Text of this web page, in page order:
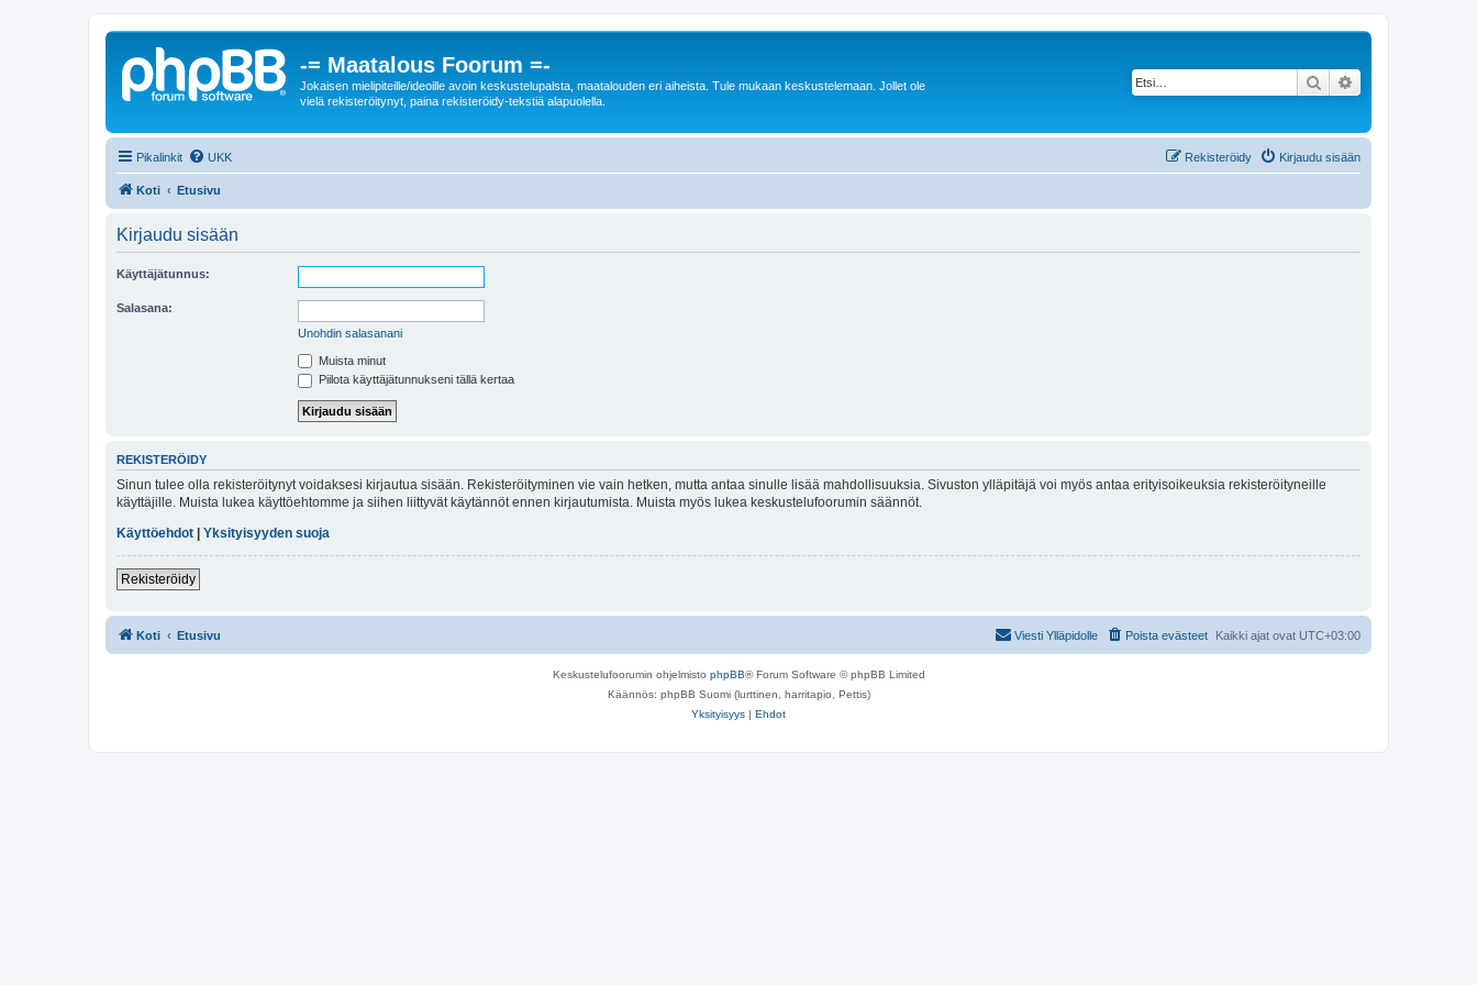
-= Maatalous Foorum =-
Jokaisen mielipiteille/ideoille avoin keskustelupalsta, maatalouden eri aiheista. Tule mukaan keskustelemaan. Jollet ole
vielä rekisteröitynyt, paina rekisteröidy-tekstiä alapuolella.
Etsi
Pikalinkit UKK Kirjaudu sisään
Rekisteröidy
Koti Etusivu
Kirjaudu sisään
Käyttäjätunnus:
Salasana:
Unohdin salasanani
Muista minut
Piilota käyttäjätunnukseni tällä kertaa
REKISTERÖIDY
Sinun tulee olla rekisteröitynyt voidaksesi kirjautua sisään. Rekisteröityminen vie vain hetken, mutta antaa sinulle lisää mahdollisuuksia. Sivuston ylläpitäjä voi myös antaa erityisoikeuksia rekisteröityneille
käyttäjille. Muista lukea käyttöehtomme ja siihen liittyvät käytännöt ennen kirjautumista. Muista myös lukea keskustelufoorumin säännöt.
Käyttöehdot
Yksityisyyden suoja
Rekisteröidy
Koti Etusivu Kaikki ajat ovat UTC+03:00
Poista evästeet
Viesti Ylläpidolle
Keskustelufoorumin ohjelmisto phpBB® Forum Software © phpBB Limited
Käännös: phpBB Suomi (lurttinen, harritapio, Pettis)
Yksityisyys | Ehdot